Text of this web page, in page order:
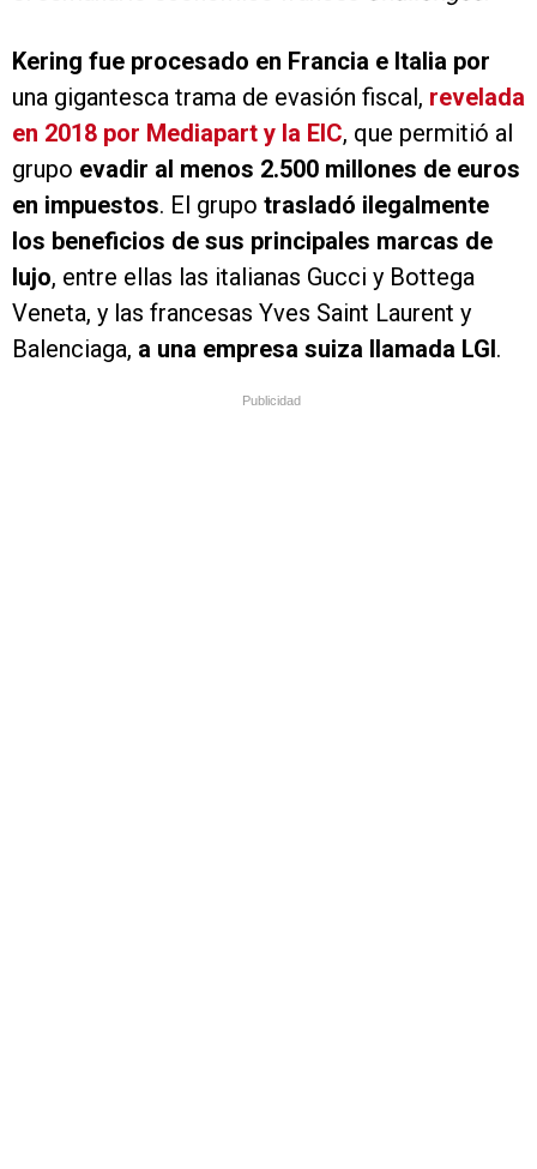
Kering fue procesado en Francia e Italia por
una gigantesca trama de evasión fiscal, revelada
en 2018 por Mediapart y la EIC, que permitió al
grupo evadir al menos 2.500 millones de euros
en impuestos. El grupo trasladó ilegalmente
los beneficios de sus principales marcas de
lujo, entre ellas las italianas Gucci y Bottega
Veneta, y las francesas Yves Saint Laurent y
Balenciaga, a una empresa suiza llamada LGI.
Publicidad